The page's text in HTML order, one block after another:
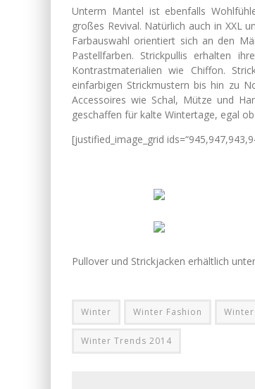
Unterm Mantel ist ebenfalls
großes Revival. Natürlich auch in XXL
Farbauswahl orientiert sich an den
Pastellfarben. Strickpullis erhalten
Kontrastmaterialien wie Chiffon.
einfarbigen Strickmustern bis hin zu
Accessoires wie Schal, Mütze und
geschaffen für kalte Wintertage, egal
[justified_image_grid
Pullover und Strickjacken erhältlich
Winter Winter Fashion
Winter Trends 2014